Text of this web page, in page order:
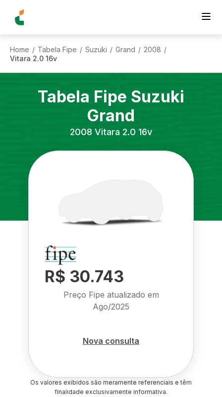
Home / Tabela Fipe / Suzuki / Grand / 2008 /
Vitara 2.0 16v
Tabela Fipe Suzuki
Grand
2008 Vitara 2.0 16v
R$ 30.743
Preço Fipe atualizado em
Ago/2025
Nova consulta
Os valores exibidos são meramente referenciais e têm
finalidade exclusivamente informativa.